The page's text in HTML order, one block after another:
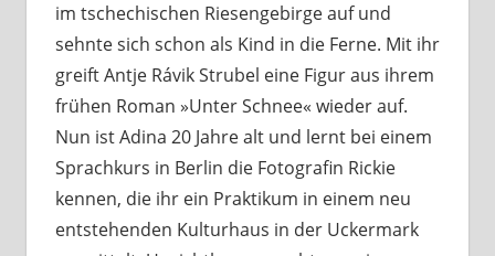
im tschechischen Riesengebirge auf und
sehnte sich schon als Kind in die Ferne. Mit ihr
greift Antje Rávik Strubel eine Figur aus ihrem
frühen Roman »Unter Schnee« wieder auf.
Nun ist Adina 20 Jahre alt und lernt bei einem
Sprachkurs in Berlin die Fotografin Rickie
kennen, die ihr ein Praktikum in einem neu
entstehenden Kulturhaus in der Uckermark